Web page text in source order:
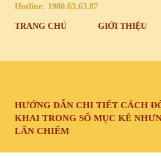
Hotline: 1900.63.63.87
TRANG CHỦ GIỚI THIỆU
HƯỚNG DẪN CHI TIẾT CÁCH
KHAI TRONG SỔ MỤC KÊ
LẤN CHIẾM